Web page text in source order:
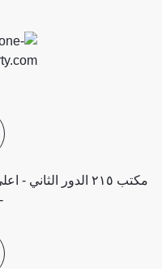
مكتب ٢١٥ الدور